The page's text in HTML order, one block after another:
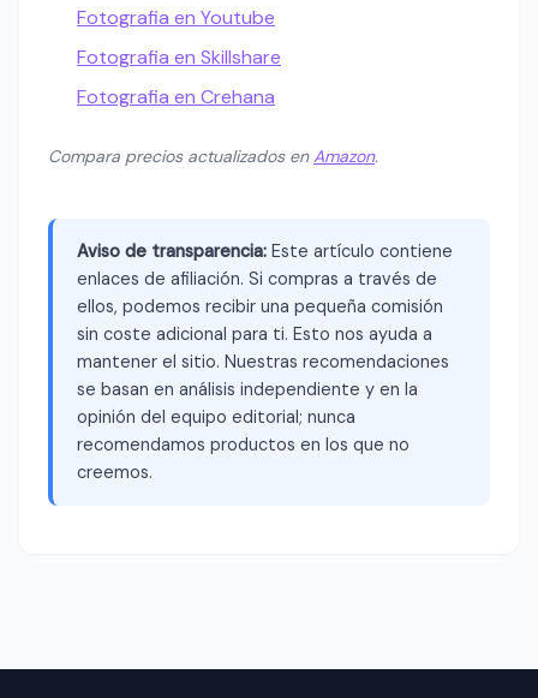
Fotografia en Youtube
Fotografia en Skillshare
Fotografia en Crehana
Compara precios actualizados enAmazon.
Aviso de transparencia: Este artículo contiene
enlaces de afiliación. Si compras a través de
ellos, podemos recibir una pequeña comisión
sin coste adicional para ti. Esto nos ayuda a
mantener el sitio. Nuestras recomendaciones
se basan en análisis independiente y en la
opinión del equipo editorial; nunca
recomendamos productos en los que no
creemos.